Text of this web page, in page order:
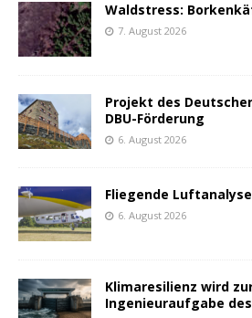
Waldstress:
7. August 2026
Projekt des
DBU-Förderung
6. August 2026
Fliegende Luftanalyse
6. August 2026
Klimaresilienz wird
Ingenieuraufgabe